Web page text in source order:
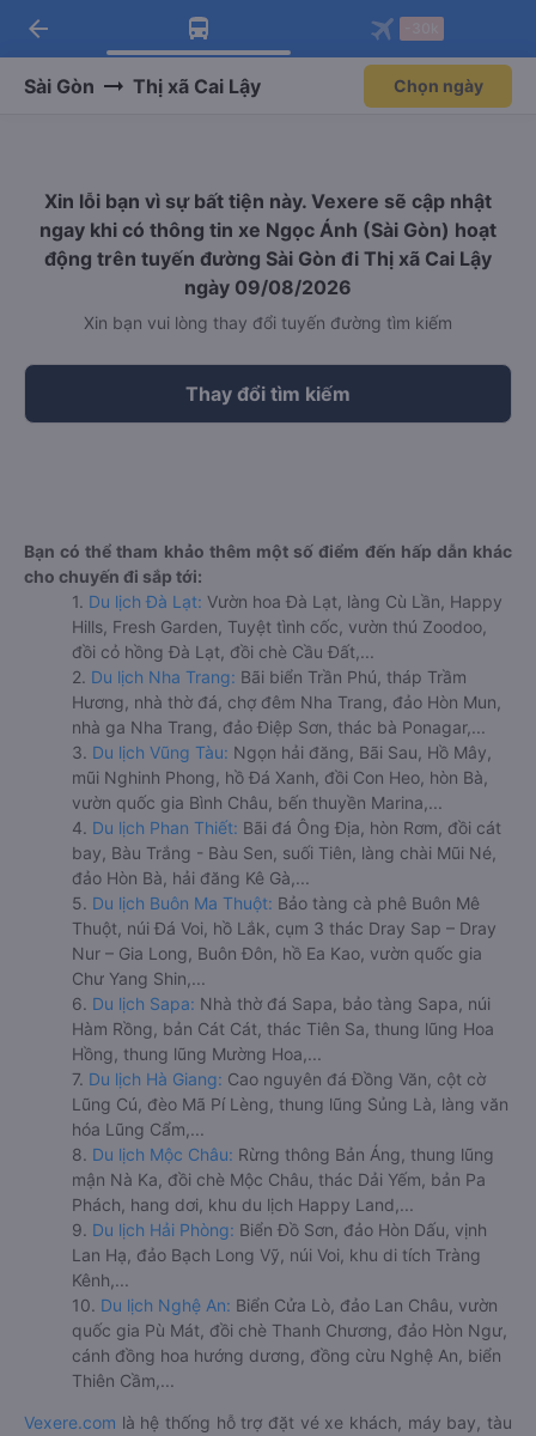
Tải app Vexere ngay!
Nhận ưu đãi thành viên độc
Mở app
Tải app Vexere
-30k/ghế khi đặt vé máy bay qua
Mở app
arrow_back
Sài Gòn Thị xã Cai Lậy Chọn ngày
Xin lỗi bạn vì sự bất tiện này. Vexere sẽ cập nhật
ngay khi có thông tin xe Ngọc Ánh (Sài Gòn) hoạt
động trên tuyến đường Sài Gòn đi Thị xã Cai Lậy
ngày 09/08/2026
Xin bạn vui lòng thay đổi tuyến đường tìm kiếm
Thay đổi tìm kiếm
Bạn có thể tham khảo thêm một số điểm đến hấp dẫn khác
cho chuyến đi sắp tới:
1. Du lịch Đà Lạt: Vườn hoa Đà Lạt, làng Cù Lần, Happy
Hills, Fresh Garden, Tuyệt tình cốc, vườn thú Zoodoo,
đồi cỏ hồng Đà Lạt, đồi chè Cầu Đất,...
2. Du lịch Nha Trang: Bãi biển Trần Phú, tháp Trầm
Hương, nhà thờ đá, chợ đêm Nha Trang, đảo Hòn Mun,
nhà ga Nha Trang, đảo Điệp Sơn, thác bà Ponagar,...
3. Du lịch Vũng Tàu: Ngọn hải đăng, Bãi Sau, Hồ Mây,
mũi Nghinh Phong, hồ Đá Xanh, đồi Con Heo, hòn Bà,
vườn quốc gia Bình Châu, bến thuyền Marina,...
4. Du lịch Phan Thiết: Bãi đá Ông Địa, hòn Rơm, đồi cát
bay, Bàu Trắng - Bàu Sen, suối Tiên, làng chài Mũi Né,
đảo Hòn Bà, hải đăng Kê Gà,...
5. Du lịch Buôn Ma Thuột: Bảo tàng cà phê Buôn Mê
Thuột, núi Đá Voi, hồ Lắk, cụm 3 thác Dray Sap – Dray
Nur – Gia Long, Buôn Đôn, hồ Ea Kao, vườn quốc gia
Chư Yang Shin,...
6. Du lịch Sapa: Nhà thờ đá Sapa, bảo tàng Sapa, núi
Hàm Rồng, bản Cát Cát, thác Tiên Sa, thung lũng Hoa
Hồng, thung lũng Mường Hoa,...
7. Du lịch Hà Giang: Cao nguyên đá Đồng Văn, cột cờ
Lũng Cú, đèo Mã Pí Lèng, thung lũng Sủng Là, làng văn
hóa Lũng Cẩm,...
8. Du lịch Mộc Châu: Rừng thông Bản Áng, thung lũng
mận Nà Ka, đồi chè Mộc Châu, thác Dải Yếm, bản Pa
Phách, hang dơi, khu du lịch Happy Land,...
9. Du lịch Hải Phòng: Biển Đồ Sơn, đảo Hòn Dấu, vịnh
Lan Hạ, đảo Bạch Long Vỹ, núi Voi, khu di tích Tràng
Kênh,...
10. Du lịch Nghệ An: Biển Cửa Lò, đảo Lan Châu, vườn
quốc gia Pù Mát, đồi chè Thanh Chương, đảo Hòn Ngư,
cánh đồng hoa hướng dương, đồng cừu Nghệ An, biển
Thiên Cầm,...
Vexere.com là hệ thống hỗ trợ đặt vé xe khách, máy bay, tàu